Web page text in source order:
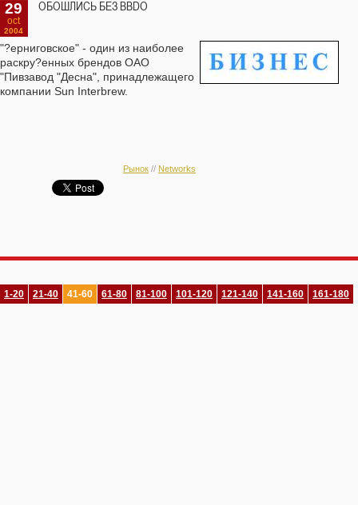
29
oct
2004
ОБОШЛИСЬ БЕЗ BBDO
"?ерниговское" - один из наиболее
раскру?енных брендов ОАО
"Пивзавод "Десна", принадлежащего
компании Sun Interbrew.
Рынок // Networks
1-20 21-40 41-60 61-80 81-100 101-120 121-140 141-160 161-180